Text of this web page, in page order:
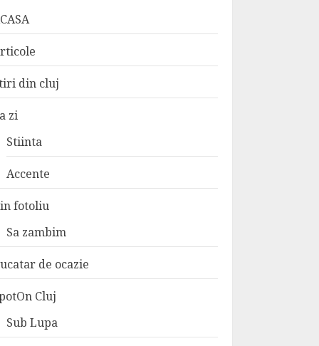
din cluj
zi
Stiinta
Accente
fotoliu
Sa zambim
de ocazie
Cluj
Sub Lupa